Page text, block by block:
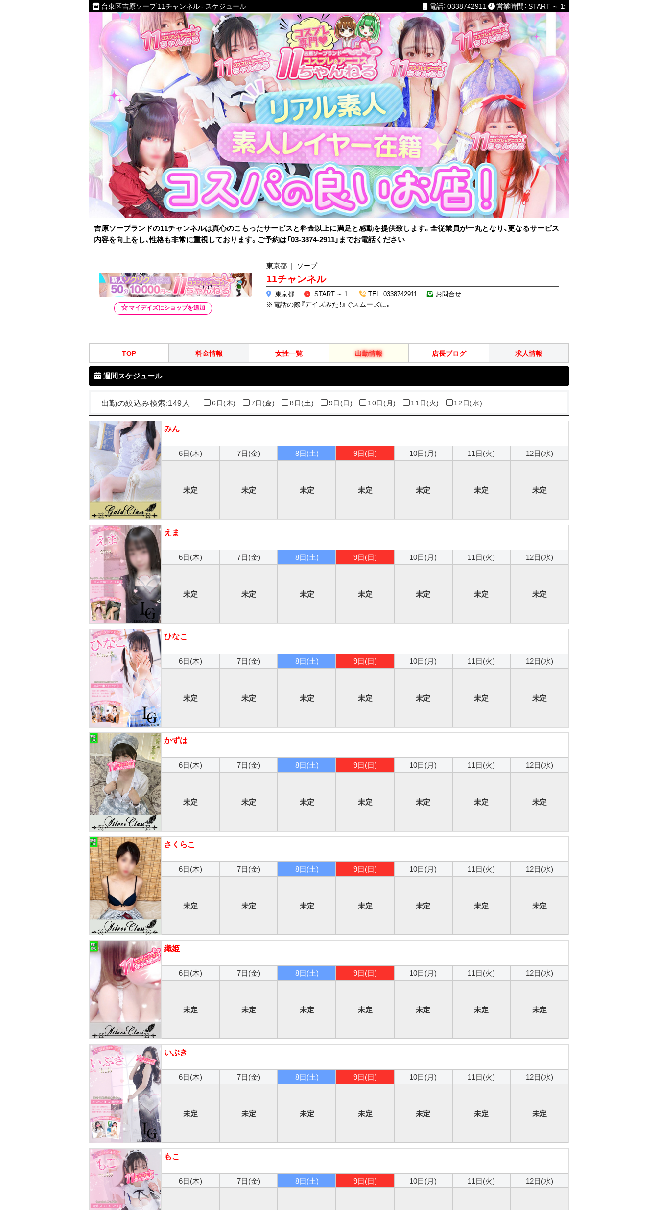
台東区吉原ソープ 11チャンネル - スケジュール 電話： 0338742911 営業時間： START ～ 1:
吉原ソープランドの11チャンネルは真心のこもったサービスと料金以上に満足と感動を提供致します。全従業員が一丸となり、更なるサービス
内容を向上をし、性格も非常に重視しております。ご予約は「03-3874-2911」までお電話ください
東京都 ｜ ソープ
11チャンネル
東京都 START ～ 1: TEL: 0338742911 お問合せ
※電話の際『デイズみた！』でスムーズに。
TOP 料金情報 女性一覧 出勤情報 店長ブログ 求人情報
週間スケジュール
出勤の絞込み検索:149人 6日(木) 7日(金) 8日(土) 9日(日) 10日(月) 11日(火) 12日(水)
みん
6日(木)
未定
7日(金)
未定
8日(土)
未定
9日(日)
未定
10日(月)
未定
11日(火)
未定
12日(水)
未定
えま
6日(木)
未定
7日(金)
未定
8日(土)
未定
9日(日)
未定
10日(月)
未定
11日(火)
未定
12日(水)
未定
ひなこ
6日(木)
未定
7日(金)
未定
8日(土)
未定
9日(日)
未定
10日(月)
未定
11日(火)
未定
12日(水)
未定
かずは
6日(木)
未定
7日(金)
未定
8日(土)
未定
9日(日)
未定
10日(月)
未定
11日(火)
未定
12日(水)
未定
さくらこ
6日(木)
未定
7日(金)
未定
8日(土)
未定
9日(日)
未定
10日(月)
未定
11日(火)
未定
12日(水)
未定
織姫
6日(木)
未定
7日(金)
未定
8日(土)
未定
9日(日)
未定
10日(月)
未定
11日(火)
未定
12日(水)
未定
いぶき
6日(木)
未定
7日(金)
未定
8日(土)
未定
9日(日)
未定
10日(月)
未定
11日(火)
未定
12日(水)
未定
もこ
6日(木) 7日(金) 8日(土) 9日(日) 10日(月) 11日(火) 12日(水)